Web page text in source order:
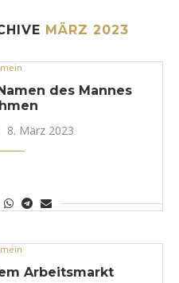
MÄRZ 2023
des Mannes
8. März 2023
Arbeitsmarkt